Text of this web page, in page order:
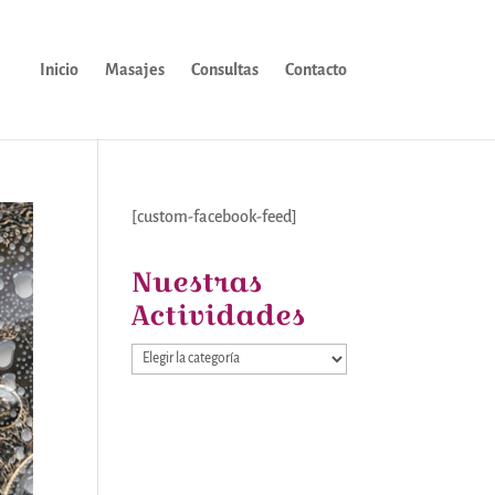
Inicio Masajes Consultas Contacto
[custom-facebook-feed]
Nuestras
Actividades
Nuestras